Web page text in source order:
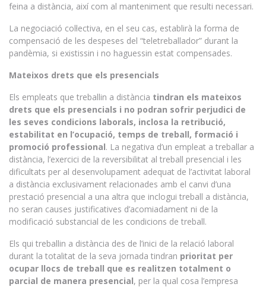
feina a distància, així com al manteniment que resulti necessari.
La negociació col·lectiva, en el seu cas, establirà la forma de
compensació de les despeses del “teletreballador” durant la
pandèmia, si existissin i no haguessin estat compensades.
Mateixos drets que els presencials
Els empleats que treballin a distància tindran els mateixos
drets que els presencials i no podran sofrir perjudici de
les seves condicions laborals, inclosa la retribució,
estabilitat en l’ocupació, temps de treball, formació i
promoció professional. La negativa d’un empleat a treballar a
distància, l’exercici de la reversibilitat al treball presencial i les
dificultats per al desenvolupament adequat de l’activitat laboral
a distància exclusivament relacionades amb el canvi d’una
prestació presencial a una altra que inclogui treball a distància,
no seran causes justificatives d’acomiadament ni de la
modificació substancial de les condicions de treball.
Els qui treballin a distància des de l’inici de la relació laboral
durant la totalitat de la seva jornada tindran prioritat per
ocupar llocs de treball que es realitzen totalment o
parcial de manera presencial, per la qual cosa l’empresa